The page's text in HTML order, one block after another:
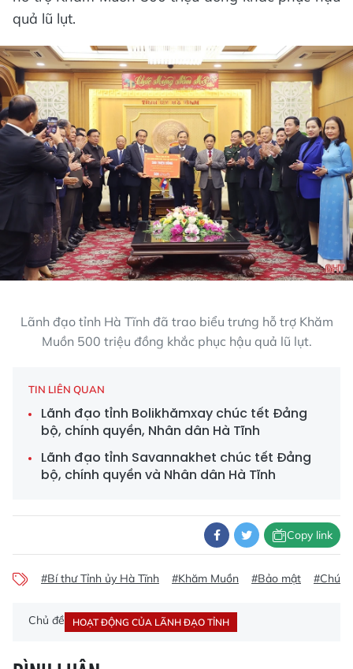
quả lũ lụt.
Lãnh đạo tỉnh Hà Tĩnh đã trao biểu trưng hỗ trợ Khăm
Muồn 500 triệu đồng khắc phục hậu quả lũ lụt.
TIN LIÊN QUAN
Lãnh đạo tỉnh Bolikhămxay chúc tết Đảng
bộ, chính quyền, Nhân dân Hà Tĩnh
Lãnh đạo tỉnh Savannakhet chúc tết Đảng
bộ, chính quyền và Nhân dân Hà Tĩnh
Copy link
#Bí thư Tỉnh ủy Hà Tĩnh #Khăm Muồn #Bảo mật #Chúc
Chủ đề HOẠT ĐỘNG CỦA LÃNH ĐẠO TỈNH